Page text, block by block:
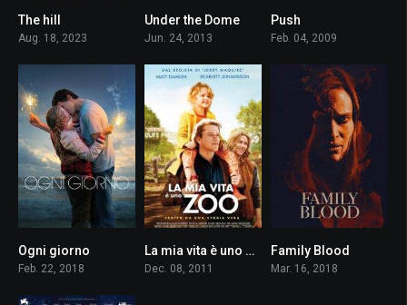
The hill
Aug. 18, 2023
7.2
Under the Dome
Jun. 24, 2013
Push
Feb. 04, 2009
Ogni giorno
Feb. 22, 2018
7.1
La mia vita è uno zoo
Dec. 08, 2011
Family Blood
Mar. 16, 2018